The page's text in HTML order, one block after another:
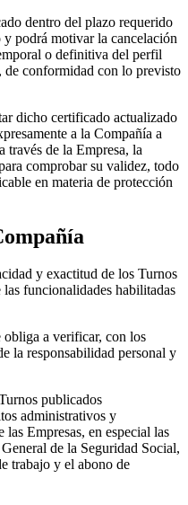
dentro del plazo requerido
podrá motivar la cancelación
o definitiva del perfil
conformidad con lo previsto
dicho certificado actualizado
a la Compañía a
través de la Empresa, la
comprobar su validez, todo
en materia de protección
y exactitud de los Turnos
las funcionalidades habilitadas
a verificar, con los
la responsabilidad personal y
publicados
administrativos y
Empresas, en especial las
de la Seguridad Social,
trabajo y el abono de